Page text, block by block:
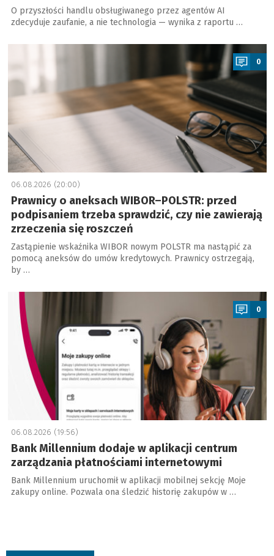
O przyszłości handlu obsługiwanego przez agentów AI
zdecyduje zaufanie, a nie technologia — wynika z raportu …
a
0
06.08.2026 (20:00)
Prawnicy o aneksach WIBOR–POLSTR: przed
podpisaniem trzeba sprawdzić, czy nie zawierają
zrzeczenia się roszczeń
Zastąpienie wskaźnika WIBOR nowym POLSTR ma nastąpić za
pomocą aneksów do umów kredytowych. Prawnicy ostrzegają,
by …
0
06.08.2026 (19:56)
Bank Millennium dodaje w aplikacji centrum
zarządzania płatnościami internetowymi
Bank Millennium uruchomił w aplikacji mobilnej sekcję Moje
zakupy online. Pozwala ona śledzić historię zakupów w …